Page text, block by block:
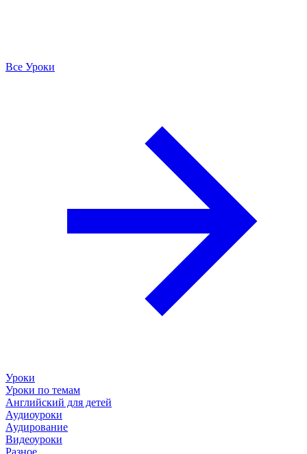
Все Уроки
Уроки
Уроки по темам
Английский для детей
Аудиоуроки
Аудирование
Видеоуроки
Разное